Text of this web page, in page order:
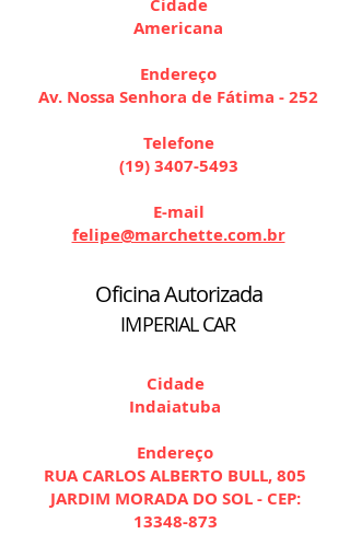
Cidade
Americana
Endereço
Av. Nossa Senhora de Fátima - 252
Telefone
(19) 3407-5493
E-mail
felipe@marchette.com.br
Oficina Autorizada
IMPERIAL CAR
Cidade
Indaiatuba
Endereço
RUA CARLOS ALBERTO BULL, 805
JARDIM MORADA DO SOL - CEP:
13348-873